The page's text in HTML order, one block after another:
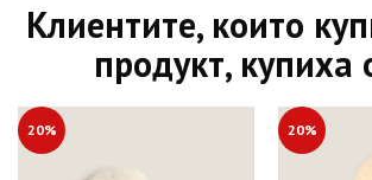
Клиентите, които
продукт, купиха
20% 20%